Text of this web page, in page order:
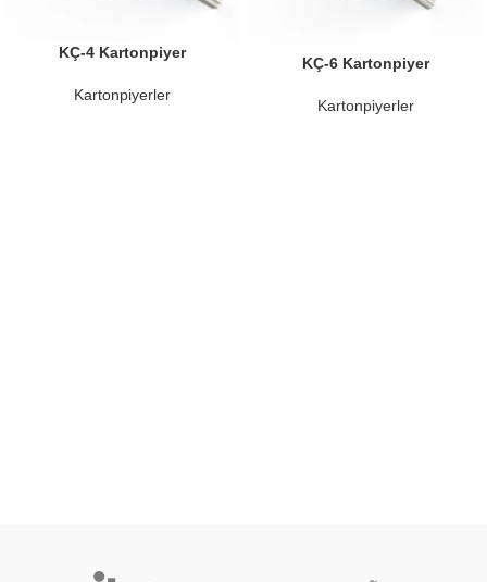
KÇ-4 Kartonpiyer
Kartonpiyerler
KÇ-6 Kartonpiyer
Kartonpiyerler